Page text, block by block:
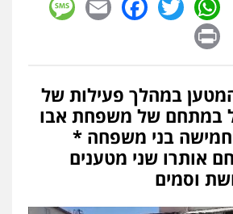
פלילי פשיעה חמורה מעצרים
צבאי
עורכי דין חן ברוך
דיני תעבורה מעצרים וחקירות
עורכי דין טאי שרקי
אסירים תעבורה מרב"ד
במהלך פעילות של
במתחם של משפחת אבו
בני משפחה *
אותרו שני מטענים
וסמים